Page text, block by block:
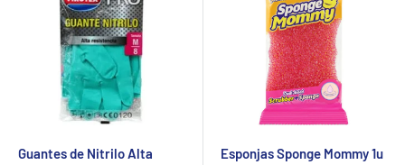
Guantes de Nitrilo Alta
Esponjas Sponge Mommy 1u